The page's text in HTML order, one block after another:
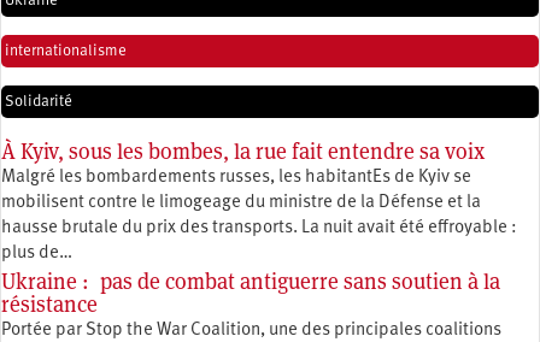
internationalisme
Solidarité
À Kyiv, sous les bombes, la rue fait entendre sa voix
Malgré les bombardements russes, les habitantEs de Kyiv se
mobilisent contre le limogeage du ministre de la Défense et la
hausse brutale du prix des transports. La nuit avait été effroyable :
plus de…
Ukraine : pas de combat antiguerre sans soutien à la
résistance
Portée par Stop the War Coalition, une des principales coalitions